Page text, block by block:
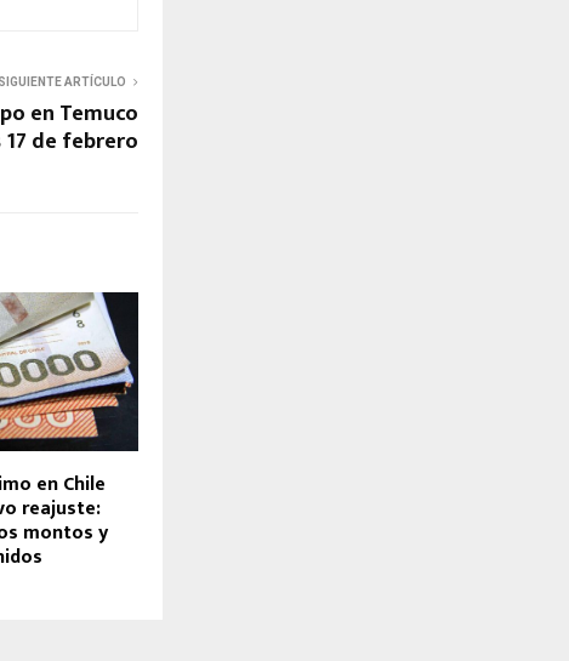
SIGUIENTE ARTÍCULO
en Temuco
de febrero
en Chile
reajuste:
montos y